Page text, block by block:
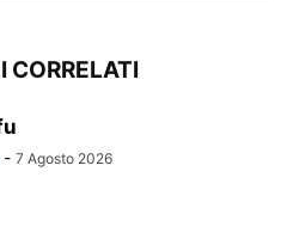
CORRELATI
- 7 Agosto 2026